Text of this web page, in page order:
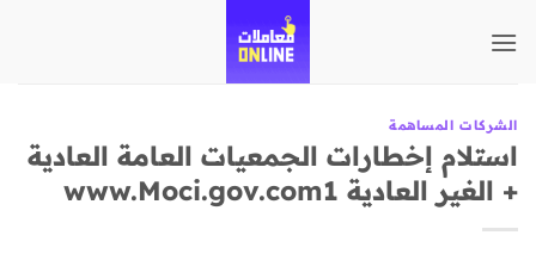
للمحتوى
الشركات المساهمة
استلام إخطارات الجمعيات العامة العادية
+ الغير العادية www.Moci.gov.com1